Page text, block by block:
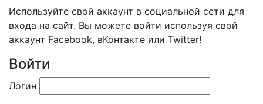
Используйте свой аккаунт в социальной сети для
входа на сайт. Вы можете войти используя свой
аккаунт Facebook, вКонтакте или Twitter!
Войти
Логин